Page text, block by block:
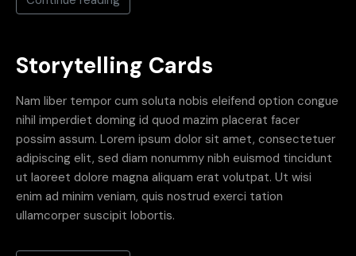
Storytelling Cards
Nam liber tempor cum soluta nobis eleifend option congue
nihil imperdiet doming id quod mazim placerat facer
possim assum. Lorem ipsum dolor sit amet, consectetuer
adipiscing elit, sed diam nonummy nibh euismod tincidunt
ut laoreet dolore magna aliquam erat volutpat. Ut wisi
enim ad minim veniam, quis nostrud exerci tation
ullamcorper suscipit lobortis.